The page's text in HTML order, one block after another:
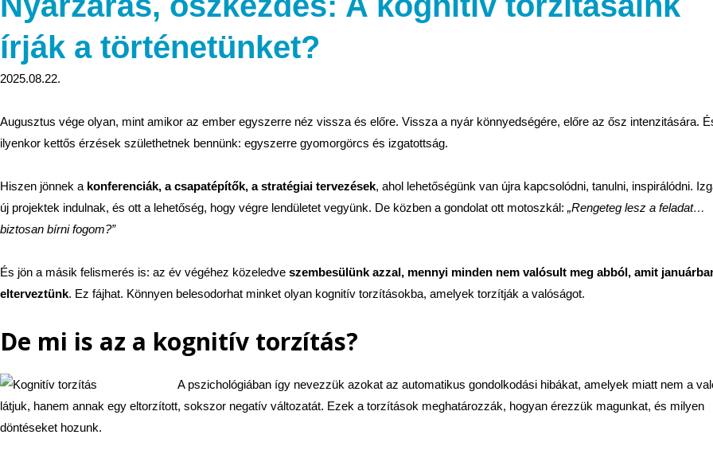
írják a történetünket?
2025.08.22.
Augusztus vége olyan, mint amikor az ember egyszerre néz vissza és előre. Vissza a nyár könnyedségére, előre az ősz intenzitására.
ilyenkor kettős érzések születhetnek bennünk: egyszerre gyomorgörcs és izgatottság.
Hiszen jönnek a konferenciák, a csapatépítők, a stratégiai tervezések, ahol lehetőségünk van újra kapcsolódni, tanulni, inspirálódni.
új projektek indulnak, és ott a lehetőség, hogy végre lendületet vegyünk. De közben a gondolat ott motoszkál: „Rengeteg lesz a feladat…
biztosan bírni fogom?”
És jön a másik felismerés is: az év végéhez közeledve szembesülünk azzal, mennyi minden nem valósult meg abból, amit
elterveztünk. Ez fájhat. Könnyen belesodorhat minket olyan kognitív torzításokba, amelyek torzítják a valóságot.
De mi is az a kognitív torzítás?
A pszichológiában így nevezzük azokat az automatikus gondolkodási hibákat, amelyek miatt nem a
látjuk, hanem annak egy eltorzított, sokszor negatív változatát. Ezek a torzítások meghatározzák, hogyan érezzük magunkat, és milyen
döntéseket hozunk.